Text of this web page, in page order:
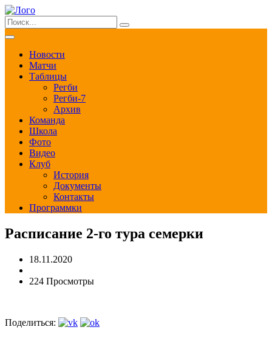
Новости
Матчи
Таблицы
Регби
Регби-7
Архив
Команда
Школа
Фото
Видео
Клуб
История
Документы
Контакты
Программки
Расписание 2-го тура семерки
18.11.2020
224 Просмотры
Поделиться: